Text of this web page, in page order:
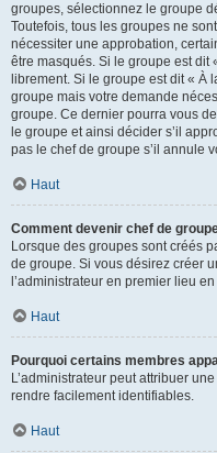
groupes, sélectionnez le groupe
Toutefois, tous les groupes ne
nécessiter une approbation,
être masqués. Si le groupe est dit
librement. Si le groupe est dit « À
groupe mais votre demande
groupe. Ce dernier pourra vous
le groupe et ainsi décider s’il
pas le chef de groupe s’il annule
Haut
Comment devenir chef de
Lorsque des groupes sont créés
de groupe. Si vous désirez créer
l’administrateur en premier lieu
Haut
Pourquoi certains membres
L’administrateur peut attribuer
rendre facilement identifiables.
Haut